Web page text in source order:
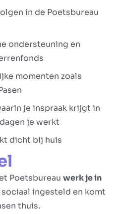
in de Poetsbureau
ondersteuning en
momenten zoals
je inspraak krijgt in
je werkt
dicht bij huis
Poetsbureau werk je in
sociaal ingesteld en komt
thuis.